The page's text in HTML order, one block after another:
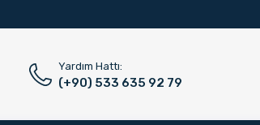
Yardım Hattı:
(+90) 533 635 92 79